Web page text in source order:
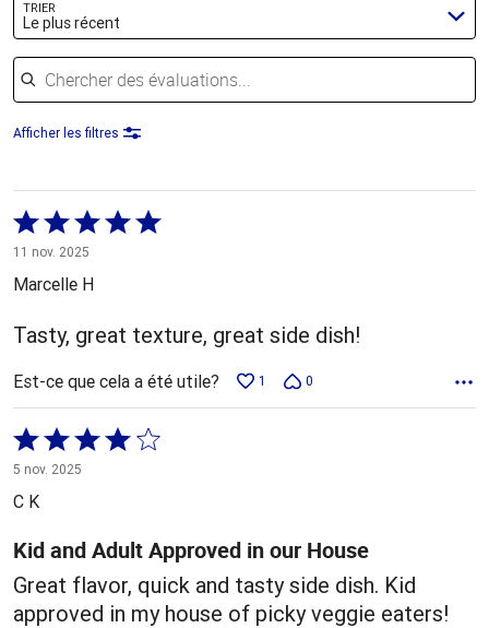
TRIER
Le plus récent
Chercher des évaluations
Afficher les filtres
Coté
5 sur
5
11 nov. 2025
Marcelle H
Tasty, great texture, great side dish!
Est-ce que cela a été utile? 1 0
Coté
4 sur
5
5 nov. 2025
C K
Kid and Adult Approved in our House
Great flavor, quick and tasty side dish. Kid
approved in my house of picky veggie eaters!